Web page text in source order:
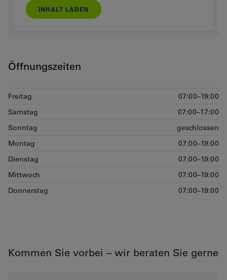
INHALT LADEN
Öffnungszeiten
Freitag
07:00–19:00
Samstag
07:00–17:00
Sonntag
geschlossen
Montag
07:00–19:00
Dienstag
07:00–19:00
Mittwoch
07:00–19:00
Donnerstag
07:00–19:00
Kommen Sie vorbei – wir beraten Sie gerne